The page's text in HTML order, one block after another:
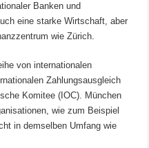
Banken und
eine starke Wirtschaft, aber
wie Zürich.
von internationalen
Zahlungsausgleich
Komitee (IOC). München
wie zum Beispiel
in demselben Umfang wie